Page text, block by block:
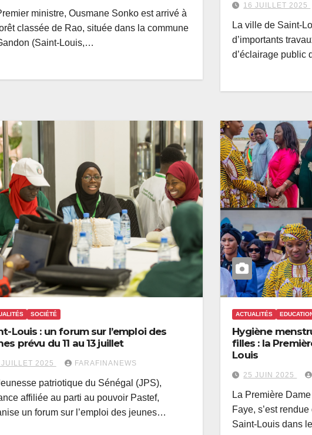
ministre, Ousmane Sonko est arrivé à
classée de Rao, située dans la commune
(Saint-Louis,…
16 JUILLET 2025
La ville de Saint-
d’importants
d’éclairage public
SOCIÉTÉ
Louis : un forum sur l’emploi des
prévu du 11 au 13 juillet
2025 FARAFINANEWS
patriotique du Sénégal (JPS),
affiliée au parti au pouvoir Pastef,
un forum sur l’emploi des jeunes…
ACTUALITÉS
Hygiène
filles : la
Louis
25 JUIN 2025
La Première
Faye, s’est
Saint-Louis dans